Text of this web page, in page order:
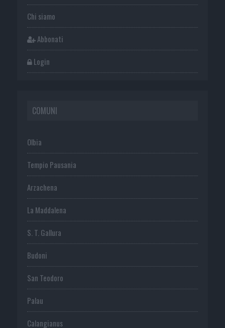
Chi siamo
Abbonati
Login
COMUNI
Olbia
Tempio Pausania
Arzachena
La Maddalena
S. T. Gallura
Budoni
San Teodoro
Palau
Calangianus